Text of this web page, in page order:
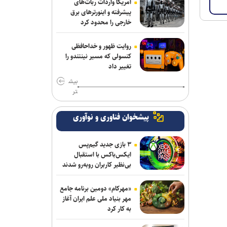
آمریکا واردات ربات‌های
پیشرفته و اینورترهای برق
خارجی را محدود کرد
روایت ظهور و خداحافظی
کنسولی که مسیر نینتندو را
تغییر داد
بیش
تر
پیشخوان فناوری و نوآوری
۳ بازی جدید گیم‌پس
ایکس‌باکس با استقبال
بی‌نظیر کاربران روبه‌رو شدند
«مهرکام» دومین برنامه جامع
مهر بنیاد ملی علم ایران آغاز
به کار کرد